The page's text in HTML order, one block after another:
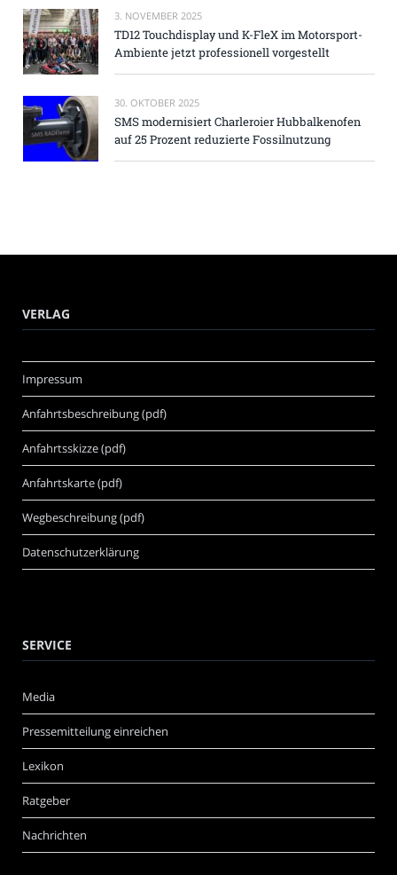
3. NOVEMBER 2025
TD12 Touchdisplay und K-FleX im Motorsport-
Ambiente jetzt professionell vorgestellt
30. OKTOBER 2025
SMS modernisiert Charleroier Hubbalkenofen
auf 25 Prozent reduzierte Fossilnutzung
VERLAG
Impressum
Anfahrtsbeschreibung (pdf)
Anfahrtsskizze (pdf)
Anfahrtskarte (pdf)
Wegbeschreibung (pdf)
Datenschutzerklärung
SERVICE
Media
Pressemitteilung einreichen
Lexikon
Ratgeber
Nachrichten